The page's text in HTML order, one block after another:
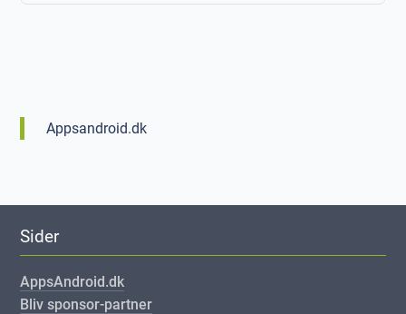
Appsandroid.dk
Sider
AppsAndroid.dk
Bliv sponsor-partner